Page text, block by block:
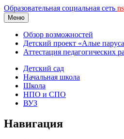
Образовательная социальная сеть ns
Меню
Обзор возможностей
Детский проект «Алые
Аттестация педагогических
Детский сад
Начальная школа
Школа
НПО и СПО
ВУЗ
Навигация